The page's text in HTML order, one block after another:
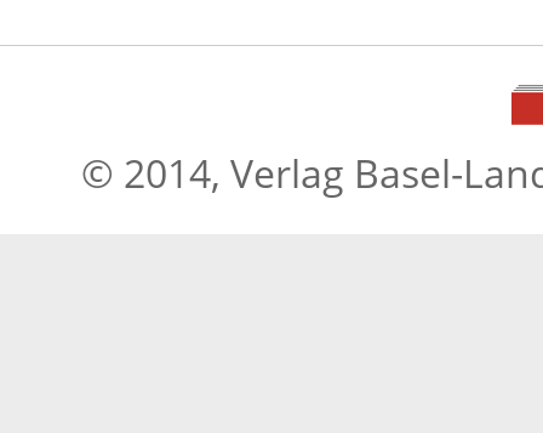
© 2014, Verlag Basel-